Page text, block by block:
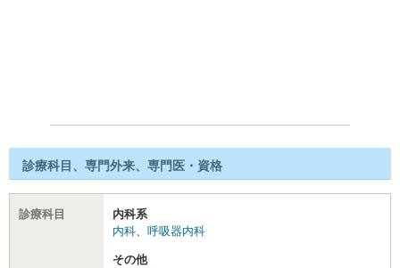
診療科目、専門外来、専門医・資格
診療科目
内科系
内科
呼吸器内科
その他